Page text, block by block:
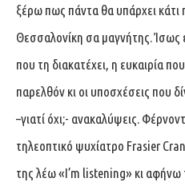
ξέρω πως πάντα θα υπάρχει
Θεσσαλονίκη σα μαγνήτης. Ίσως
που τη διακατέχει, η ευκαιρία
παρελθόν κι οι υποσχέσεις που
–γιατί όχι;- ανακαλύψεις.
τηλεοπτικό ψυχίατρο Frasier
της λέω «I’m listening» κι αφήνω